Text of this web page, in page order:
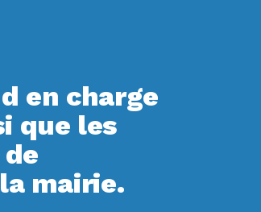
en charge
que les
mairie.